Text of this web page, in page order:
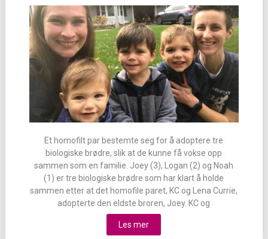
Et homofilt par bestemte seg for å adoptere tre
biologiske brødre, slik at de kunne få vokse opp
sammen som en familie. Joey (3), Logan (2) og Noah
(1) er tre biologiske brødre som har klart å holde
sammen etter at det homofile paret, KC og Lena Currie,
adopterte den eldste broren, Joey. KC og
Les mer